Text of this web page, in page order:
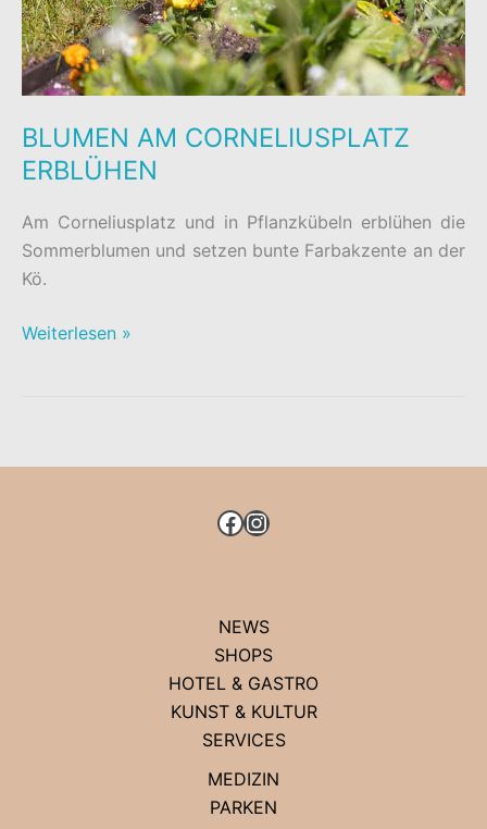
BLUMEN AM CORNELIUSPLATZ
ERBLÜHEN
Am Corneliusplatz und in Pflanzkübeln erblühen die
Sommerblumen und setzen bunte Farbakzente an der
Kö.
BLUMEN
Weiterlesen »
FACEBOOK
INSTAGRAM
NEWS
SHOPS
HOTEL & GASTRO
KUNST & KULTUR
SERVICES
MEDIZIN
PARKEN